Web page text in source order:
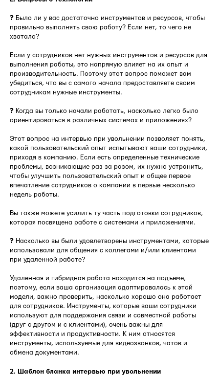
❓ Было ли у вас достаточно инструментов и ресурсов, чтобы
правильно выполнять свою работу? Если нет, то чего не
хватало?
Если у сотрудников нет нужных инструментов и ресурсов для
выполнения работы, это напрямую влияет на их опыт и
производительность. Поэтому этот вопрос поможет вам
убедиться, что вы с самого начала предоставляете своим
сотрудникам нужные инструменты.
❓ Когда вы только начали работать, насколько легко было
ориентироваться в различных системах и приложениях?
Этот вопрос на интервью при увольнении позволяет понять,
какой пользовательский опыт испытывают ваши сотрудники,
приходя в компанию. Если есть определенные технические
проблемы, возникающие раз за разом, их нужно устранить,
чтобы улучшить пользовательский опыт и общее первое
впечатление сотрудников о компании в первые несколько
недель работы.
Вы также можете усилить ту часть подготовки сотрудников,
которая посвящена работе с системами и приложениями.
❓ Насколько вы были удовлетворены инструментами, которые
использовали для общения с коллегами и/или клиентами
при удаленной работе?
Удаленная и гибридная работа находится на подъеме,
поэтому, если ваша организация адаптировалась к этой
модели, важно проверить, насколько хорошо она работает
для сотрудников. Инструменты, которые ваши сотрудники
используют для поддержания связи и совместной работы
(друг с другом и с клиентами), очень важны для
эффективности и продуктивности. К ним относятся
инструменты, используемые для видеозвонков, чатов и
обмена документами.
2. Шаблон бланка интервью при увольнении